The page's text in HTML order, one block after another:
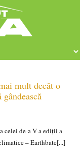
mult decât o
celei de-a V-a ediții a
– Earthbate[...]